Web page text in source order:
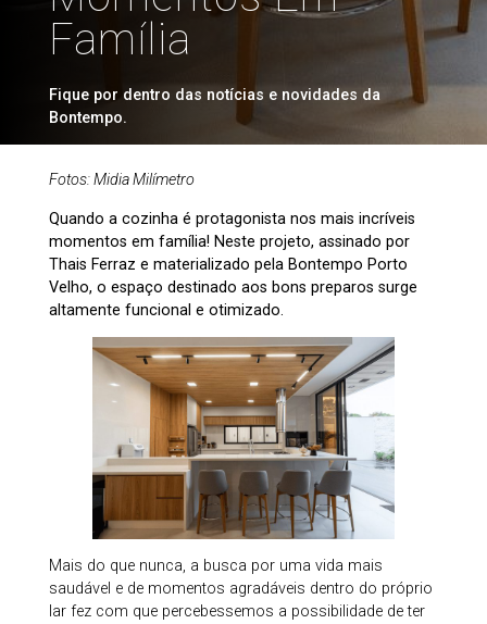
Família
Fique por dentro das notícias e novidades da
Bontempo.
Fotos: Midia Milímetro
Quando a cozinha é protagonista nos mais incríveis
momentos em família! Neste projeto, assinado por
Thais Ferraz e materializado pela Bontempo Porto
Velho, o espaço destinado aos bons preparos surge
altamente funcional e otimizado.
Mais do que nunca, a busca por uma vida mais
saudável e de momentos agradáveis dentro do próprio
lar fez com que percebessemos a possibilidade de ter